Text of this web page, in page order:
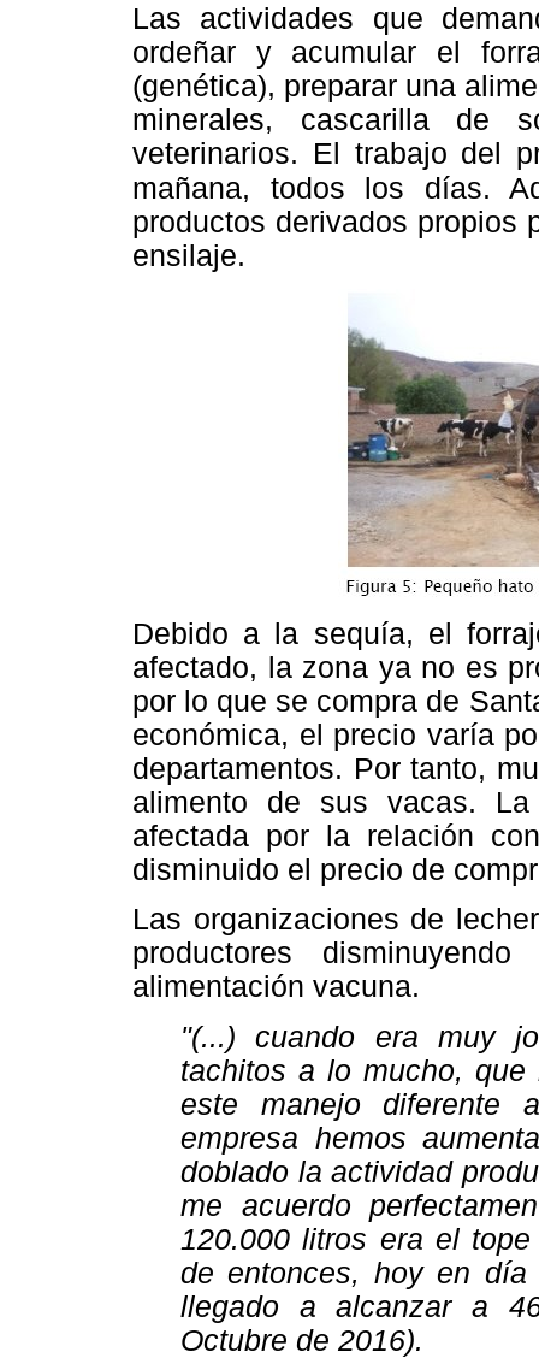
Las actividades que
ordeñar y acumular el
(genética), preparar una
minerales, cascarilla de
veterinarios. El trabajo del
mañana,
todos los días.
productos derivados propios
ensilaje.
Debido a la sequía, el
afectado, la zona ya no es
por lo que se compra de
económica, el precio varía
departamentos. Por tanto,
alimento de sus vacas.
afectada por la relación
disminuido el precio de
Las organizaciones de
productores
alimentación vacuna.
"(...) cuando era muy
tachitos a lo mucho, que
este manejo diferente
empresa hemos
doblado la actividad
me acuerdo
120.000 litros era el
de entonces, hoy en
llegado a alcanzar a
Octubre de 2016).